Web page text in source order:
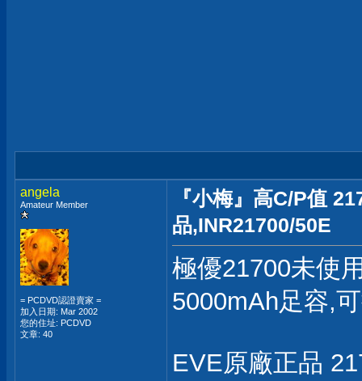
angela
Amateur Member
= PCDVD認證賣家 =
加入日期: Mar 2002
您的住址: PCDVD
文章: 40
『小梅』高C/P值
品,INR21700/50E
極優21700未使
5000mAh足容,
EVE原廠正品